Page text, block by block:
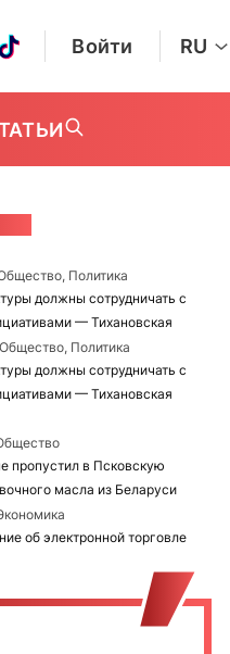
Войти RU
Политика
должны сотрудничать с
— Тихановская
Общество, Политика
должны сотрудничать с
— Тихановская
пропустил в Псковскую
масла из Беларуси
об электронной торговле